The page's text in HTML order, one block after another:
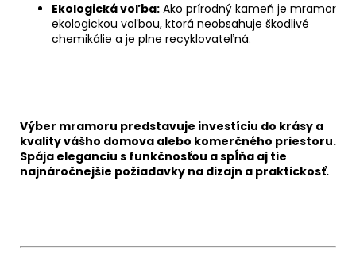
Ekologická voľba: Ako prírodný kameň je mramor
ekologickou voľbou, ktorá neobsahuje škodlivé
chemikálie a je plne recyklovateľná.
Výber mramoru predstavuje investíciu do krásy a
kvality vášho domova alebo komerčného priestoru.
Spája eleganciu s funkčnosťou a spĺňa aj tie
najnáročnejšie požiadavky na dizajn a praktickosť.
Chat